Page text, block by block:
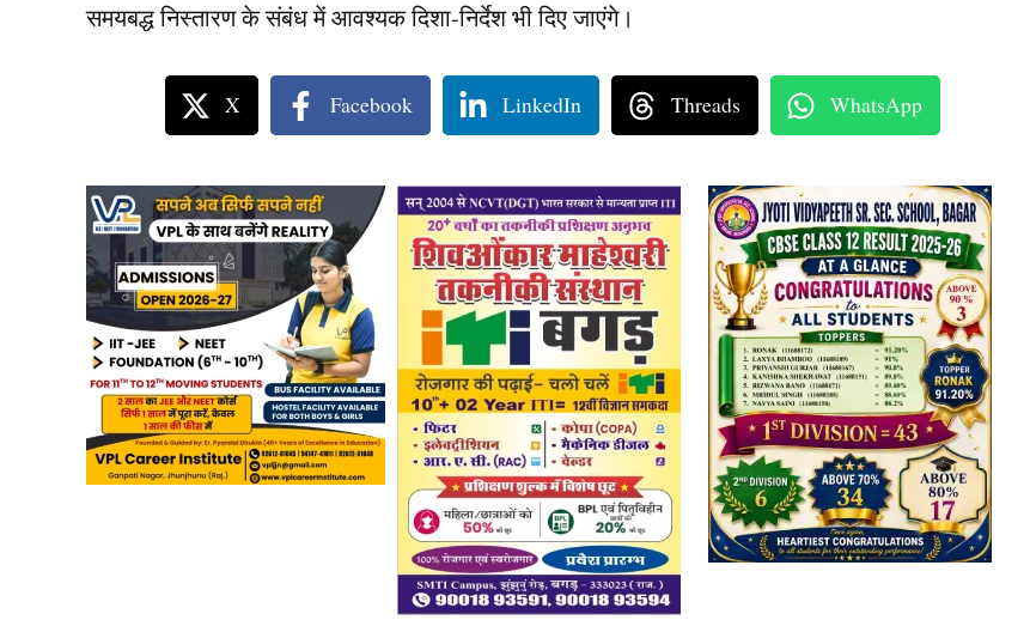
समयबद्ध निस्तारण के संबंध में आवश्यक दिशा-निर्देश भी दिए जाएंगे।
X Facebook LinkedIn Threads WhatsApp